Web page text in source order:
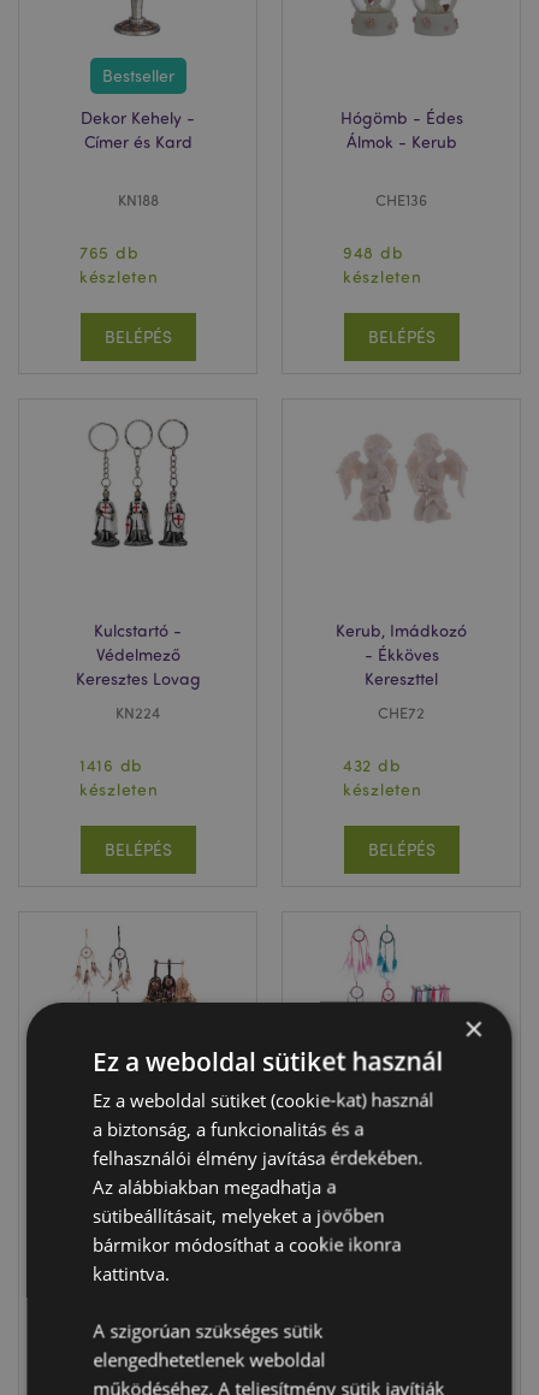
Bestseller
Dekor Kehely -
Címer és Kard
KN188
765 db
készleten
BELÉPÉS
Hógömb - Édes
Álmok - Kerub
CHE136
948 db
készleten
BELÉPÉS
Kulcstartó -
Védelmező
Keresztes Lovag
KN224
1416 db
készleten
BELÉPÉS
Kerub, Imádkozó
- Ékköves
Kereszttel
CHE72
432 db
készleten
BELÉPÉS
Álomfogó, Tollal -
Karika - 5cm
DC43
1152 db
BELÉPÉS
Álomfogó, Tollal -
Színes - Karika -
DC44
×
Ez a weboldal sütiket használ
Ez a weboldal sütiket (cookie-kat) használ
a biztonság, a funkcionalitás és a
felhasználói élmény javítása érdekében.
Az alábbiakban megadhatja a
sütibeállításait, melyeket a jövőben
bármikor módosíthat a cookie ikonra
kattintva.
A szigorúan szükséges sütik
elengedhetetlenek weboldal
működéséhez. A teljesítmény sütik javítják